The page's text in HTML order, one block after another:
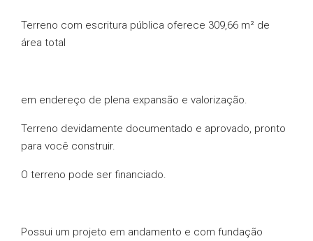
Terreno com escritura pública oferece 309,66 m² de
área total
em endereço de plena expansão e valorização.
Terreno devidamente documentado e aprovado, pronto
para você construir.
O terreno pode ser financiado.
Possui um projeto em andamento e com fundação